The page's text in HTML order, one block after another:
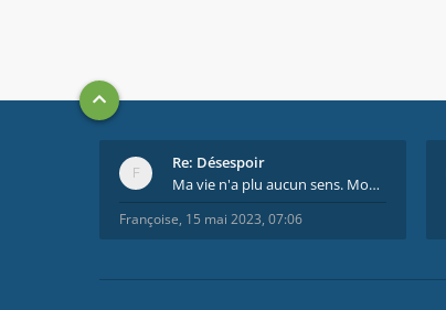
Re: Désespoir
Ma vie n'a plu aucun sens. Mourir pour être soulag
Françoise, 15 mai 2023, 07:06